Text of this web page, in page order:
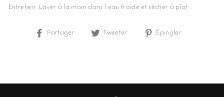
Entretien: Laver à la main dans l’eau froide et sécher à plat
Partager
PartagerTweeter
TweeterÉpingler